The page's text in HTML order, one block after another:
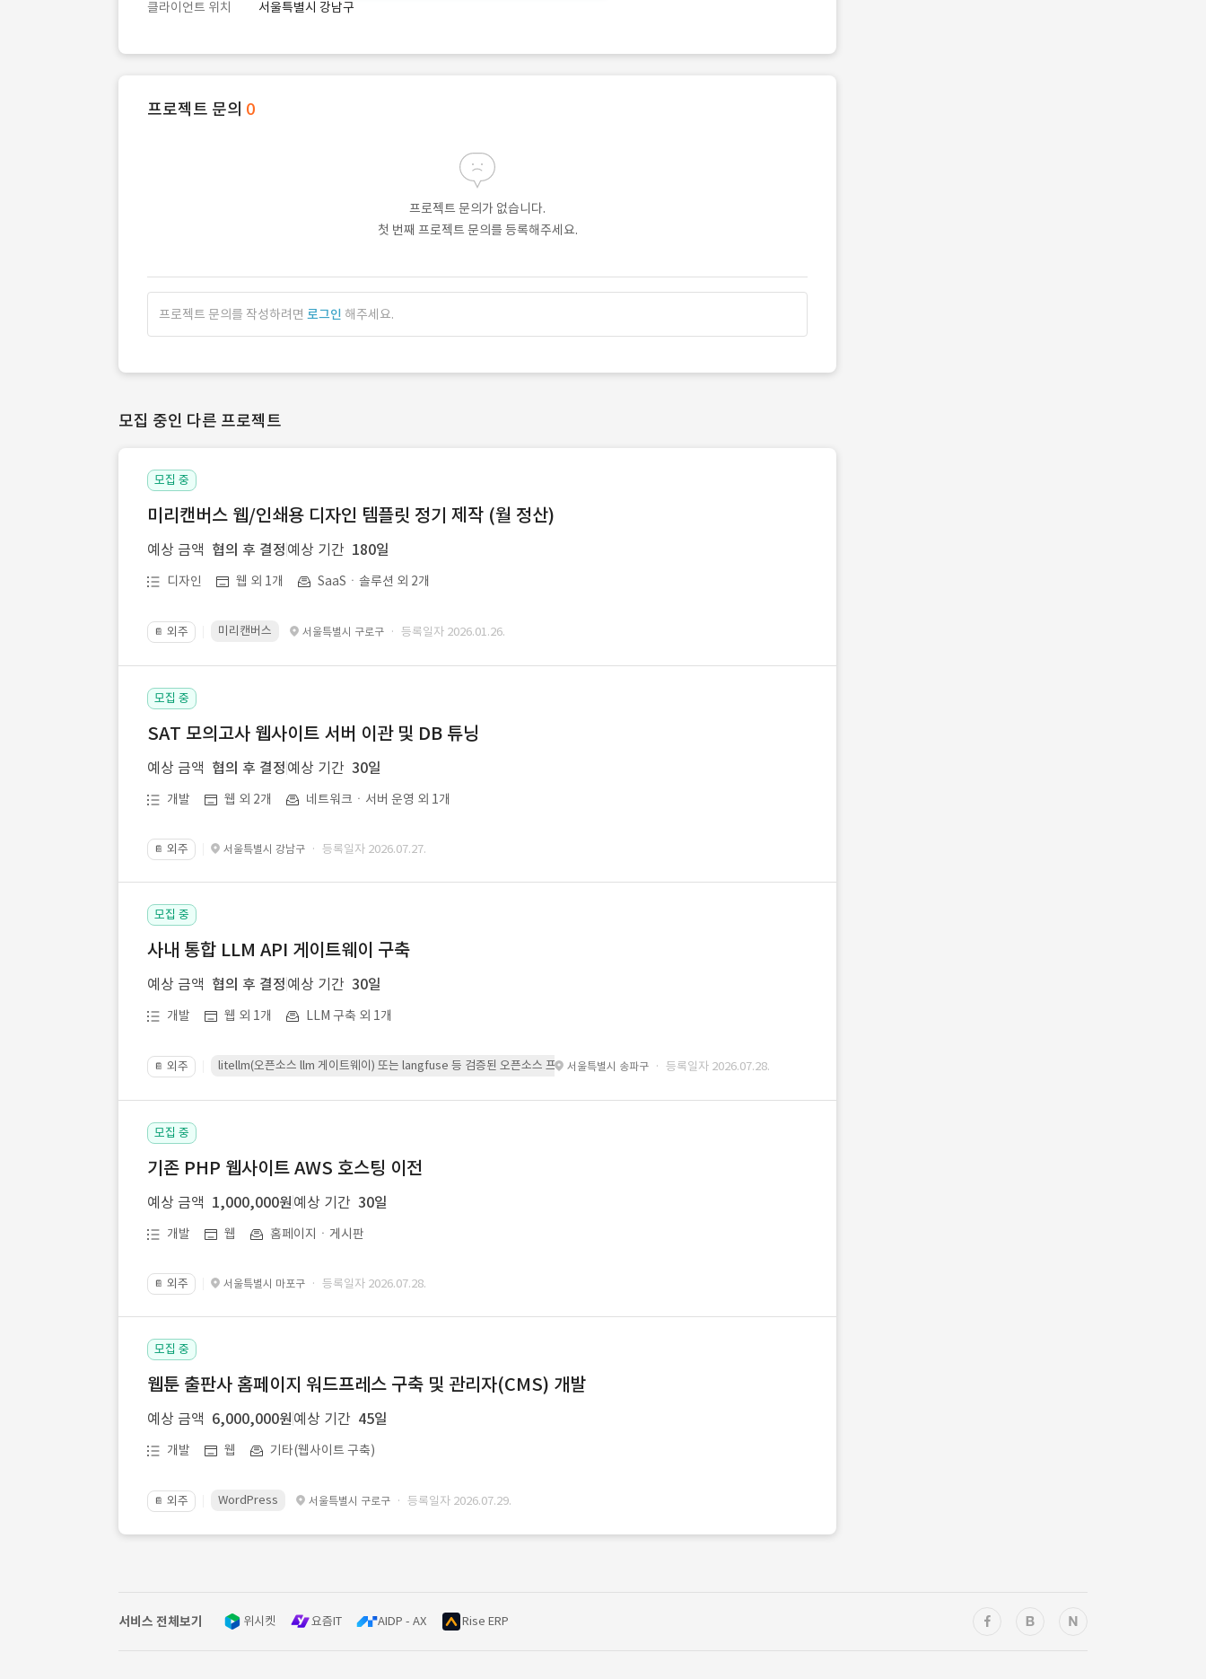
클라이언트 위치
서울특별시 강남구
프로젝트 문의 0
프로젝트 문의가 없습니다.
첫 번째 프로젝트 문의를 등록해주세요.
프로젝트 문의를 작성하려면 로그인 해주세요.
모집 중인 다른 프로젝트
모집 중
미리캔버스 웹/인쇄용 디자인 템플릿 정기 제작 (월 정산)
예상 금액 협의 후 결정 예상 기간 180일
디자인 웹 외 1개 SaaSㆍ솔루션 외 2개
📔 외주 미리캔버스 서울특별시 구로구 · 등록일자 2026.01.26.
모집 중
SAT 모의고사 웹사이트 서버 이관 및 DB 튜닝
예상 금액 협의 후 결정 예상 기간 30일
개발 웹 외 2개 네트워크ㆍ서버 운영 외 1개
📔 외주 서울특별시 강남구 · 등록일자 2026.07.27.
모집 중
사내 통합 LLM API 게이트웨이 구축
예상 금액 협의 후 결정 예상 기간 30일
개발 웹 외 1개 LLM 구축 외 1개
📔 외주 litellm(오픈소스 llm 게이트웨이) 또는 langfuse 등 검증된 오픈소스 프레임워크를 기반으로 시스템을 구축
서울특별시 송파구 · 등록일자 2026.07.28.
모집 중
기존 PHP 웹사이트 AWS 호스팅 이전
예상 금액 1,000,000원 예상 기간 30일
개발 웹 홈페이지ㆍ게시판
📔 외주 서울특별시 마포구 · 등록일자 2026.07.28.
모집 중
웹툰 출판사 홈페이지 워드프레스 구축 및 관리자(CMS) 개발
예상 금액 6,000,000원 예상 기간 45일
개발 웹 기타(웹사이트 구축)
📔 외주 WordPress 서울특별시 구로구 · 등록일자 2026.07.29.
서비스 전체보기 위시켓 요즘IT AIDP - AX Rise ERP